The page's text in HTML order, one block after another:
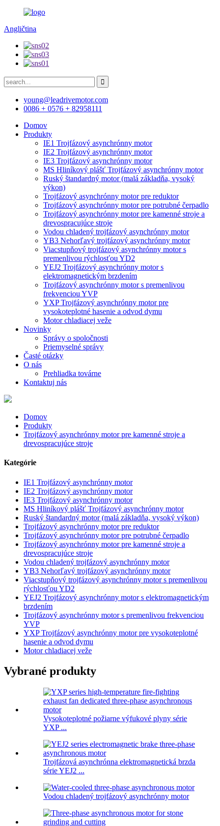
Angličtina
young@leadrivemotor.com
0086 + 0576 + 82958111
Domov
Produkty
IE1 Trojfázový asynchrónny motor
IE2 Trojfázový asynchrónny motor
IE3 Trojfázový asynchrónny motor
MS Hliníkový plášť Trojfázový asynchrónny motor
Ruský štandardný motor (malá základňa, vysoký
výkon)
Trojfázový asynchrónny motor pre reduktor
Trojfázový asynchrónny motor pre potrubné čerpadlo
Trojfázový asynchrónny motor pre kamenné stroje a
drevospracujúce stroje
Vodou chladený trojfázový asynchrónny motor
YB3 Nehorľavý trojfázový asynchrónny motor
Viacstupňový trojfázový asynchrónny motor s
premenlivou rýchlosťou YD2
YEJ2 Trojfázový asynchrónny motor s
elektromagnetickým brzdením
Trojfázový asynchrónny motor s premenlivou
frekvenciou YVP
YXP Trojfázový asynchrónny motor pre
vysokoteplotné hasenie a odvod dymu
Motor chladiacej veže
Novinky
Správy o spoločnosti
Priemyselné správy
Časté otázky
O nás
Prehliadka továrne
Kontaktuj nás
Domov
Produkty
Trojfázový asynchrónny motor pre kamenné stroje a
drevospracujúce stroje
Kategórie
IE1 Trojfázový asynchrónny motor
IE2 Trojfázový asynchrónny motor
IE3 Trojfázový asynchrónny motor
MS Hliníkový plášť Trojfázový asynchrónny motor
Ruský štandardný motor (malá základňa, vysoký výkon)
Trojfázový asynchrónny motor pre reduktor
Trojfázový asynchrónny motor pre potrubné čerpadlo
Trojfázový asynchrónny motor pre kamenné stroje a
drevospracujúce stroje
Vodou chladený trojfázový asynchrónny motor
YB3 Nehorľavý trojfázový asynchrónny motor
Viacstupňový trojfázový asynchrónny motor s premenlivou
rýchlosťou YD2
YEJ2 Trojfázový asynchrónny motor s elektromagnetickým
brzdením
Trojfázový asynchrónny motor s premenlivou frekvenciou
YVP
YXP Trojfázový asynchrónny motor pre vysokoteplotné
hasenie a odvod dymu
Motor chladiacej veže
Vybrané produkty
Vysokoteplotné požiarne výfukové plyny série
YXP ...
Trojfázová asynchrónna elektromagnetická brzda
série YEJ2 ...
Vodou chladený trojfázový asynchrónny motor